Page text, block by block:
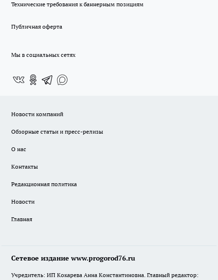
Технические требования к баннерным позициям
Публичная оферта
Мы в социальных сетях
Новости компаний
Обзорные статьи и пресс-релизы
О нас
Контакты
Редакционная политика
Новости
Главная
Сетевое издание www.progorod76.ru
Учредитель: ИП Кокарева Анна Константиновна. Главный редактор: